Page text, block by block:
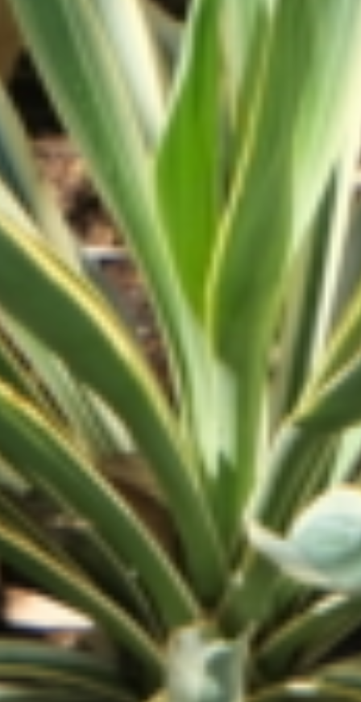
PLANTS INDEX A to Z
the ROOTsの庭づくりでよく使用する植物を紹介していま
す。